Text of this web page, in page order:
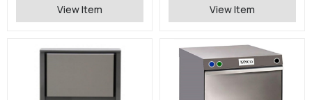
View Item View Item